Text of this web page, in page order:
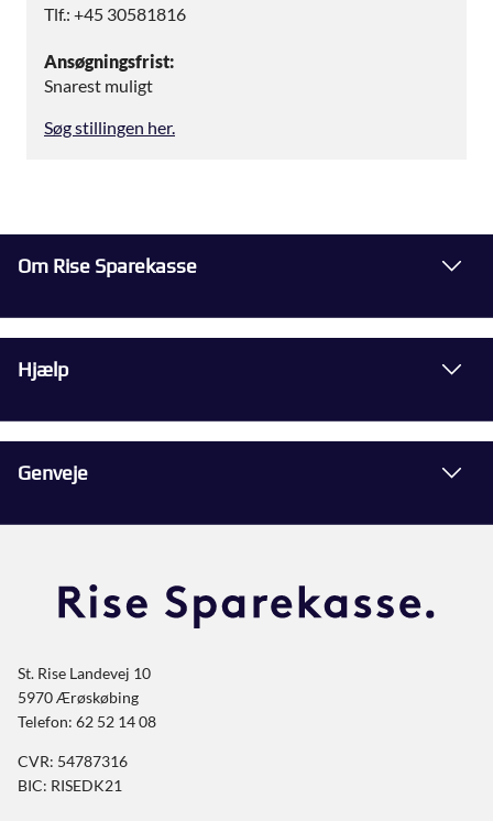
Tlf.: +45 30581816
Ansøgningsfrist:
Snarest muligt
Søg stillingen her.
Om Rise Sparekasse
Hjælp
Genveje
St. Rise Landevej 10
5970 Ærøskøbing
Telefon: 62 52 14 08
CVR: 54787316
BIC: RISEDK21